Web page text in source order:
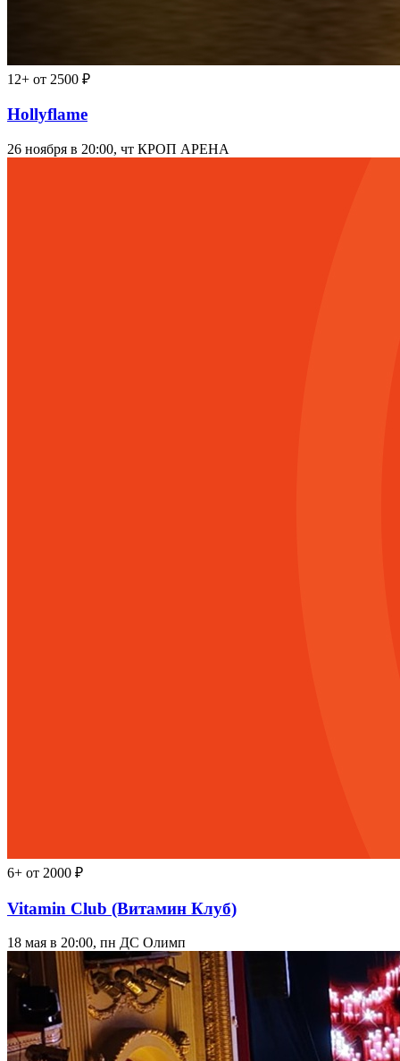
12+ от 2500 ₽
Hollyflame
26 ноября в 20:00, чт КРОП АРЕНА
6+ от 2000 ₽
Vitamin Club (Витамин Клуб)
18 мая в 20:00, пн ДС Олимп